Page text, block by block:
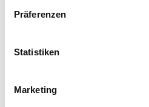
Präferenzen
Statistiken
Marketing
Auszahlung und
Im Falle der
welchem Grund, wird der
Anspruch auf einen